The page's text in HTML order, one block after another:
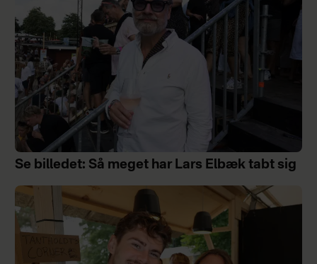
Se billedet: Så meget har Lars Elbæk tabt sig